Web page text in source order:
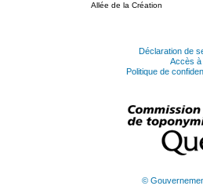
Allée de la Création
Déclaration de
Accès à
Politique de
©